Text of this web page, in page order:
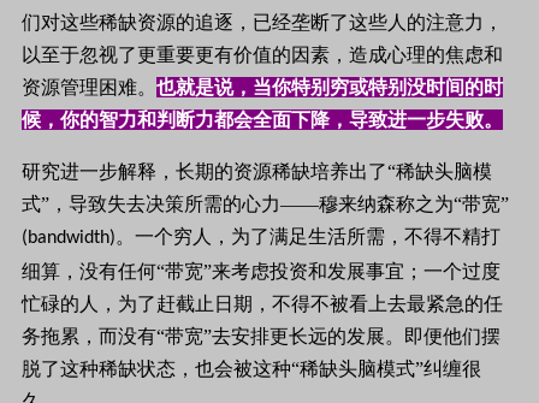
们对这些稀缺资源的追逐，已经垄断了这些人的注意力，
以至于忽视了更重要更有价值的因素，造成心理的焦虑和
资源管理困难。 也就是说，当你特别穷或特别没时间的时
候，你的智力和判断力都会全面下降，导致进一步失败。
研究进一步解释，长期的资源稀缺培养出了“稀缺头脑模
式”，导致失去决策所需的心力——穆来纳森称之为“带宽”
(bandwidth)。一个穷人，为了满足生活所需，不得不精打
细算，没有任何“带宽”来考虑投资和发展事宜；一个过度
忙碌的人，为了赶截止日期，不得不被看上去最紧急的任
务拖累，而没有“带宽”去安排更长远的发展。即便他们摆
脱了这种稀缺状态，也会被这种“稀缺头脑模式”纠缠很